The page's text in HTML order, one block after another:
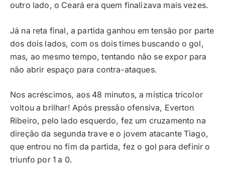
outro lado, o Ceará era quem finalizava mais vezes.
Já na reta final, a partida ganhou em tensão por parte
dos dois lados, com os dois times buscando o gol,
mas, ao mesmo tempo, tentando não se expor para
não abrir espaço para contra-ataques.
Nos acréscimos, aos 48 minutos, a mística tricolor
voltou a brilhar! Após pressão ofensiva, Everton
Ribeiro, pelo lado esquerdo, fez um cruzamento na
direção da segunda trave e o jovem atacante Tiago,
que entrou no fim da partida, fez o gol para definir o
triunfo por 1 a 0.